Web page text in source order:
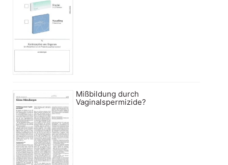
Mißbildung durch
Vaginalspermizide?